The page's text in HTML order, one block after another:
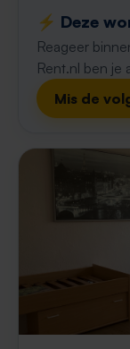
⚡️ Deze
Reageer
Rent.nl ben je
Mis de